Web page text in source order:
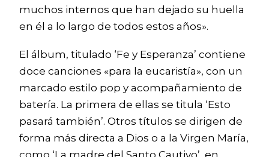
muchos internos que han dejado su huella
en él a lo largo de todos estos años».
El álbum, titulado ‘Fe y Esperanza’ contiene
doce canciones «para la eucaristía», con un
marcado estilo pop y acompañamiento de
batería. La primera de ellas se titula ‘Esto
pasará también’. Otros títulos se dirigen de
forma más directa a Dios o a la Virgen María,
como ‘La madre del Santo Cautivo’, en